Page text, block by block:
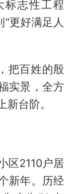
标志性工程
“更好满足人
把百姓的殷
实景，全方
台阶。
区2110户居
新年。历经